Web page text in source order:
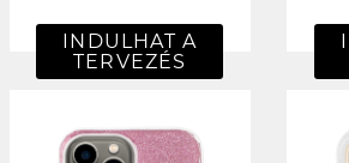
INDULHAT A
TERVEZÉS